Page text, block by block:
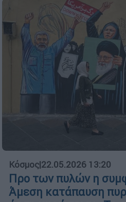
Κόσμος|22.05.2026 13:20
Προ των πυλών η
Άμεση κατάπαυση